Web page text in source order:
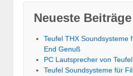
Neueste Beiträge
Teufel THX Soundsysteme
End Genuß
PC Lautsprecher von Teufel
Teufel Soundsysteme für